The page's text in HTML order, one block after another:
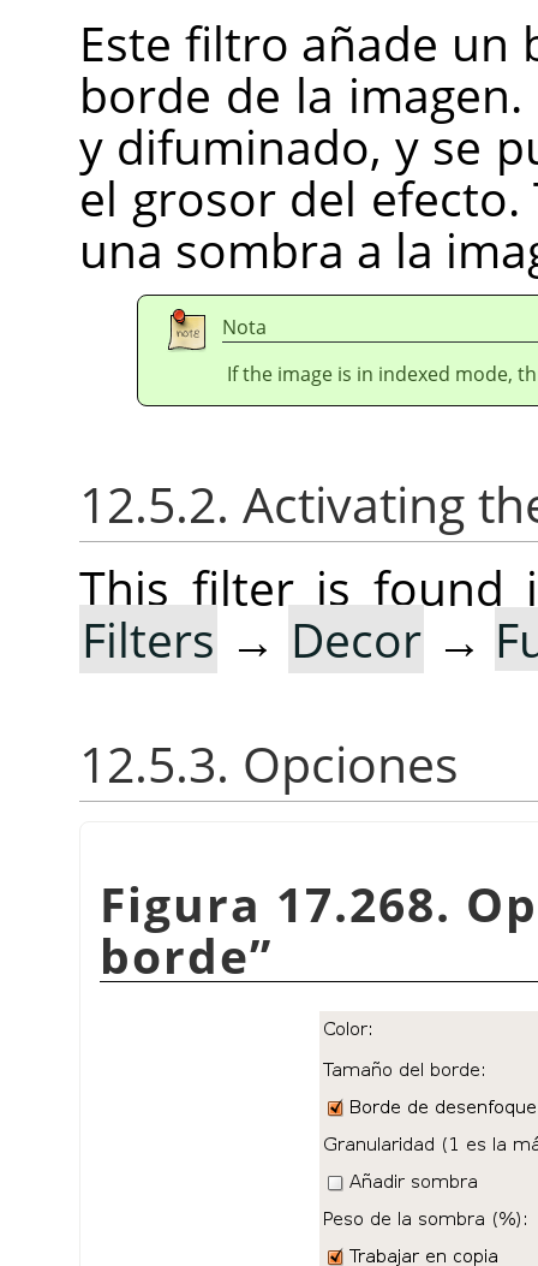
Este filtro añade un
borde de la
y difuminado, y se
el grosor del
una sombra a la
Nota
If the image is in indexed mode,
12.5.2. Activating
This filter is found
Filters → Decor →
12.5.3. Opciones
Figura 17.268.
borde”